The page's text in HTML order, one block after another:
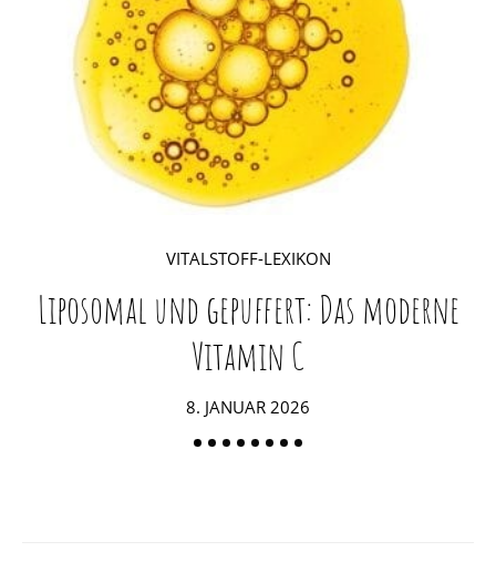
VITALSTOFF-LEXIKON
Liposomal und gepuffert: Das moderne
Vitamin C
POSTED
8. JANUAR 2026